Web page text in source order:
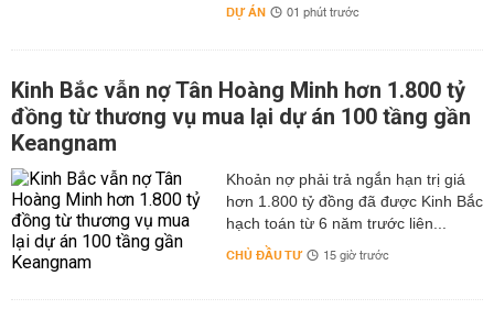
DỰ ÁN 01 phút trước
Kinh Bắc vẫn nợ Tân Hoàng Minh hơn 1.800 tỷ
đồng từ thương vụ mua lại dự án 100 tầng gần
Keangnam
hơn 1.800 tỷ đồng đã được Kinh Bắc
hạch toán từ 6 năm trước liên...
CHỦ ĐẦU TƯ 15 giờ trước